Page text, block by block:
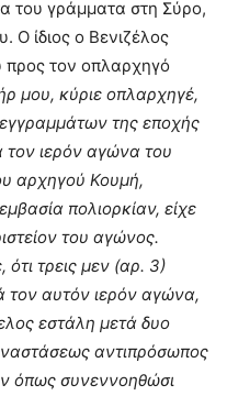
του γράμματα στη Σύρο,
Ο ίδιος ο Βενιζέλος
προς τον οπλαρχηγό
μου, κύριε οπλαρχηγέ,
εγγραμμάτων της εποχής
τον ιερόν αγώνα του
αρχηγού Κουμή,
πολιορκίαν, είχε
του αγώνος.
ότι τρεις μεν (αρ. 3)
τον αυτόν ιερόν αγώνα,
εστάλη μετά δυο
αντιπρόσωπος
όπως συνεννοηθώσι